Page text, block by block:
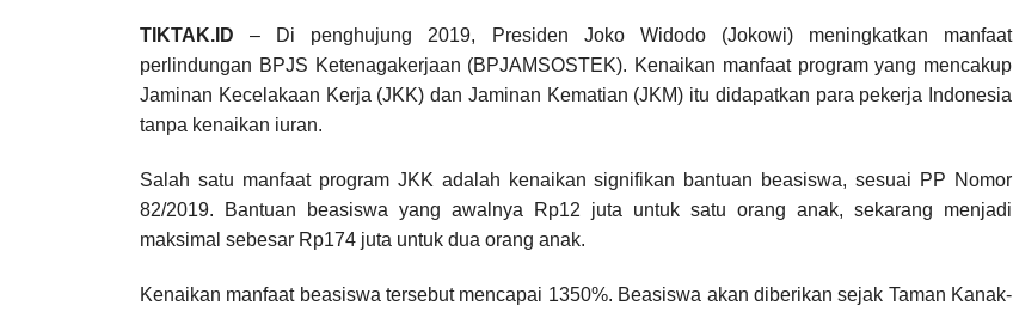
TIKTAK.ID – Di penghujung 2019, Presiden Joko Widodo (Jokowi) meningkatkan manfaat
perlindungan BPJS Ketenagakerjaan (BPJAMSOSTEK). Kenaikan manfaat program yang mencakup
Jaminan Kecelakaan Kerja (JKK) dan Jaminan Kematian (JKM) itu didapatkan para pekerja Indonesia
tanpa kenaikan iuran.
Salah satu manfaat program JKK adalah kenaikan signifikan bantuan beasiswa, sesuai PP Nomor
82/2019. Bantuan beasiswa yang awalnya Rp12 juta untuk satu orang anak, sekarang menjadi
maksimal sebesar Rp174 juta untuk dua orang anak.
Kenaikan manfaat beasiswa tersebut mencapai 1350%. Beasiswa akan diberikan sejak Taman Kanak-